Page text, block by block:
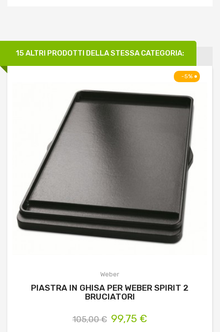
15 ALTRI PRODOTTI DELLA STESSA CATEGORIA:
-5%
Weber
PIASTRA IN GHISA PER WEBER SPIRIT 2
BRUCIATORI
105,00 € 99,75 €